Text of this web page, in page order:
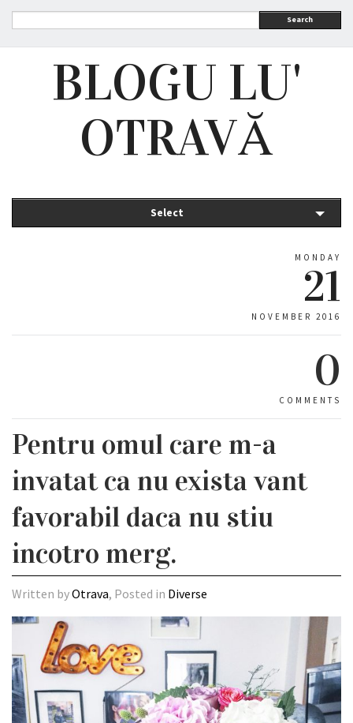
Search
BLOGU LU'
OTRAVĂ
Select
MONDAY
21
NOVEMBER 2016
0
COMMENTS
Pentru omul care m-a
invatat ca nu exista vant
favorabil daca nu stiu
incotro merg.
Written byOtrava, Posted in Diverse